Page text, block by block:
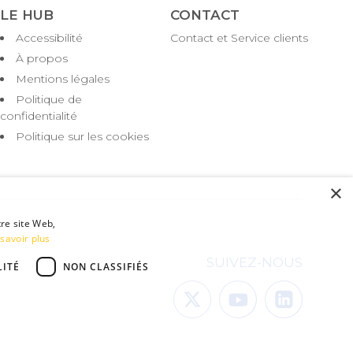
LE HUB
Pied
de
page
Accessibilité
À propos
Mentions légales
Politique de
confidentialité
Politique sur les cookies
CONTACT
Contact et Service clients
SUIVEZ-NOUS
×
site Web,
plus
NON CLASSIFIÉS